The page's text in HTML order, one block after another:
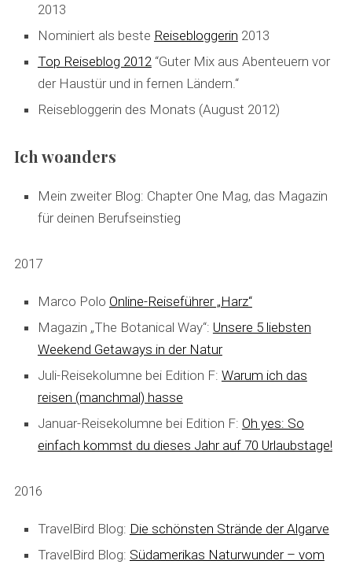
2013
Nominiert als beste Reisebloggerin 2013
Top Reiseblog 2012“Guter Mix aus Abenteuern vor
der Haustür und in fernen Ländern.“
Reisebloggerin des Monats (August 2012)
Ich woanders
Mein zweiter Blog: Chapter One Mag, das Magazin
für deinen Berufseinstieg
2017
Marco Polo Online-Reiseführer „Harz“
Magazin „The Botanical Way“: Unsere 5 liebsten
Weekend Getaways in der Natur
Juli-Reisekolumne bei Edition F: Warum ich das
reisen (manchmal) hasse
Januar-Reisekolumne bei Edition F: Oh yes: So
einfach kommst du dieses Jahr auf 70 Urlaubstage!
2016
TravelBird Blog: Die schönsten Strände der Algarve
TravelBird Blog: Südamerikas Naturwunder – vom